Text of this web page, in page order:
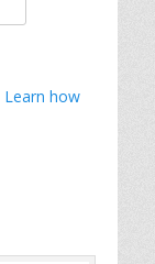
Learn how